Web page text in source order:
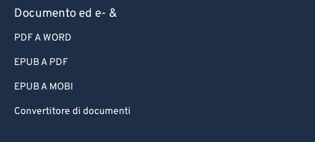
Documento ed e- &
PDF A WORD
EPUB A PDF
EPUB A MOBI
Convertitore di documenti